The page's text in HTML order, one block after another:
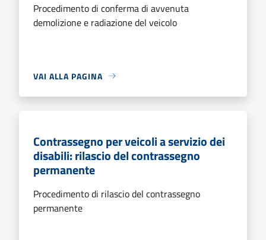
Procedimento di conferma di avvenuta
demolizione e radiazione del veicolo
VAI ALLA PAGINA
Contrassegno per veicoli a servizio dei
disabili: rilascio del contrassegno
permanente
Procedimento di rilascio del contrassegno
permanente